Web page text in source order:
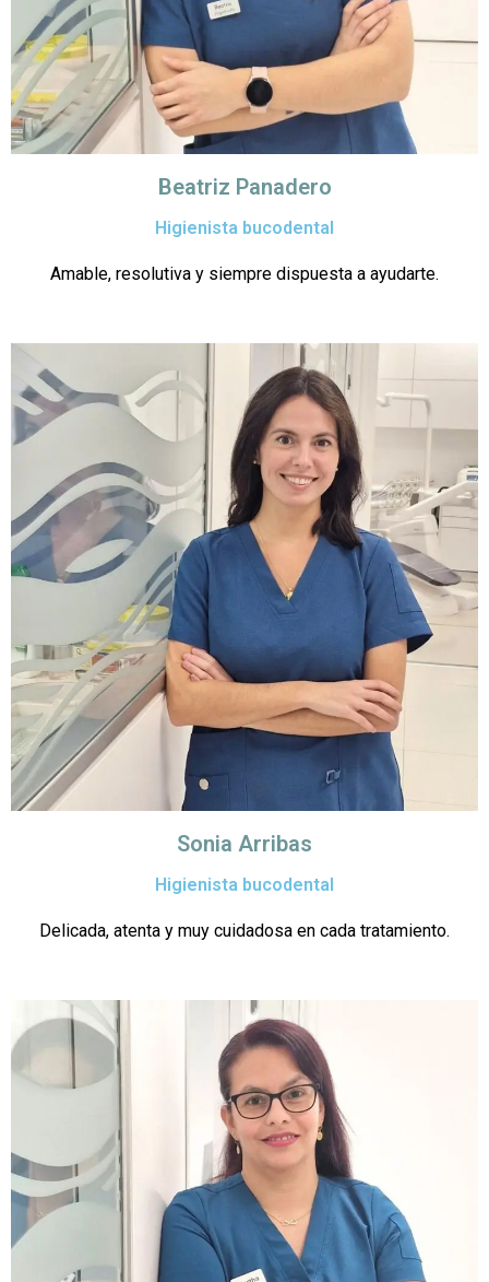
Beatriz Panadero
Higienista bucodental
Amable, resolutiva y siempre dispuesta a ayudarte.
Sonia Arribas
Higienista bucodental
Delicada, atenta y muy cuidadosa en cada tratamiento.